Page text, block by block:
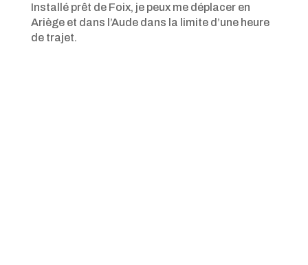
Installé prêt de Foix, je peux me déplacer en
Ariège et dans l’Aude dans la limite d’une heure
de trajet.